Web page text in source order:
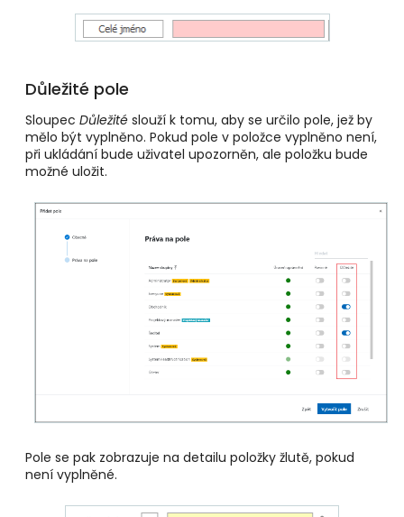
Důležité pole
Sloupec Důležité slouží k tomu, aby se určilo pole, jež by
mělo být vyplněno. Pokud pole v položce vyplněno není,
při ukládání bude uživatel upozorněn, ale položku bude
možné uložit.
Pole se pak zobrazuje na detailu položky žlutě, pokud
není vyplněné.